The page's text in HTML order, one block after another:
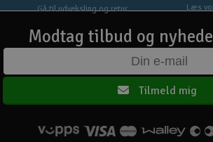
Gå til udveksling og retur Læs
Modtag tilbud og
Tilmeld mig